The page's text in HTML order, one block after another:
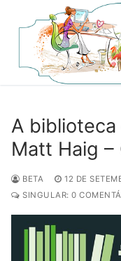
para
conteúdo
A
Matt Haig –
BETA 12 DE
SINGULAR: 0